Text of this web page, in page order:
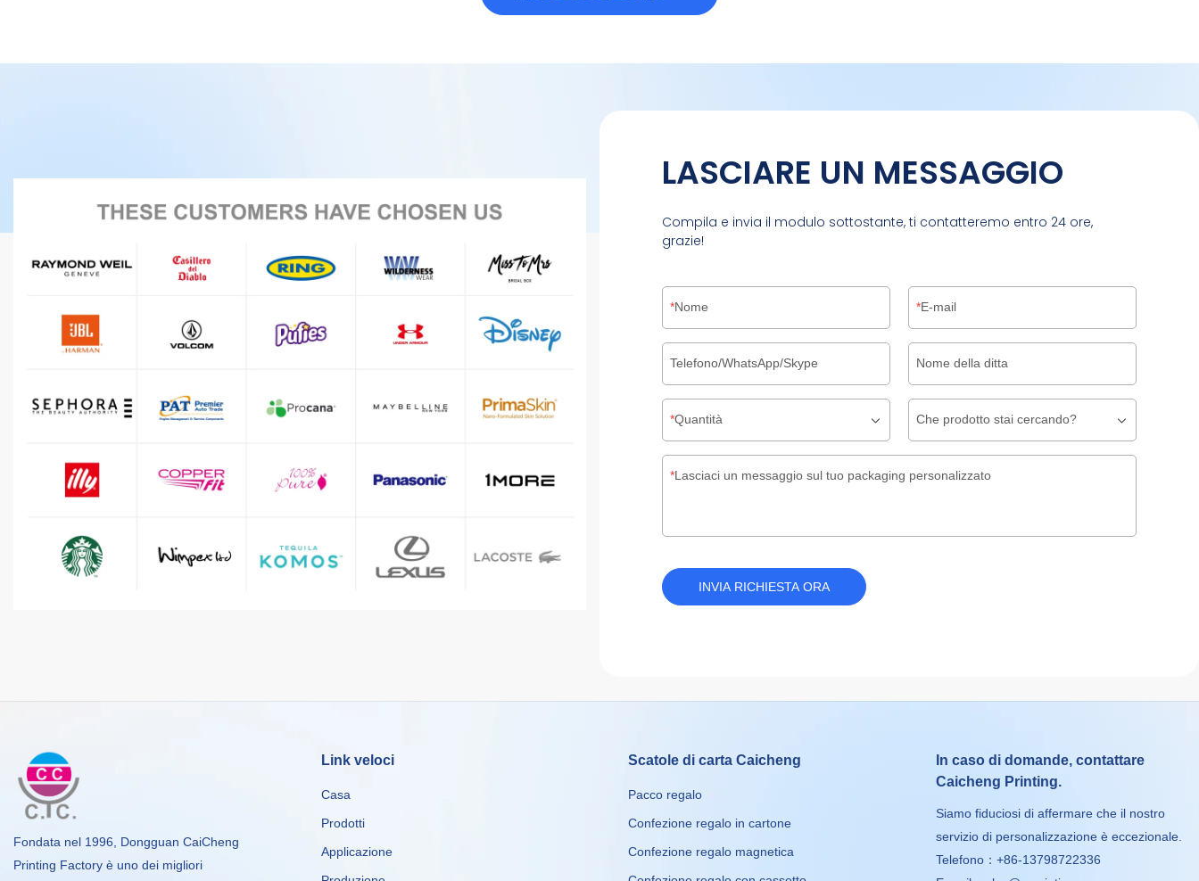
LASCIARE UN MESSAGGIO
Compila e invia il modulo sottostante, ti contatteremo entro 24 ore,
grazie!
Nome E-mail
Telefono/WhatsApp/Skype Nome della ditta
Quantità Che prodotto stai cercando?
Lasciaci un messaggio sul tuo packaging personalizzato
INVIA RICHIESTA ORA
Fondata nel 1996, Dongguan CaiCheng
Printing Factory è uno dei migliori
Link veloci
Casa
Prodotti
Applicazione
Scatole di carta Caicheng
Pacco regalo
Confezione regalo in cartone
Confezione regalo magnetica
In caso di domande, contattare
Caicheng Printing.
Siamo fiduciosi di affermare che il nostro
servizio di personalizzazione è eccezionale.
Telefono：+86-13798722336